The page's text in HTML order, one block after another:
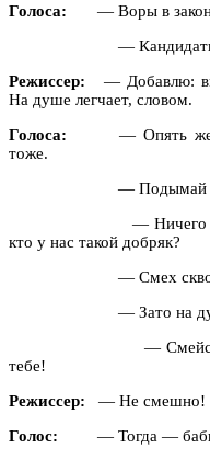
Голоса: — Воры в
— Кандидаты в
Режиссер: — Добавлю:
На душе легчает, словом.
Голоса: — Опять же
тоже.
— Подымай выше
— Ничего себе —
кто у нас такой добряк?
— Смех сквозь
— Зато на душе
— Смейся, паяц,
тебе!
Режиссер: — Не смешно!
Голос: — Тогда —